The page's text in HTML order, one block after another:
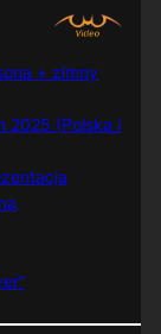
+ zimny
2025 (Polska i